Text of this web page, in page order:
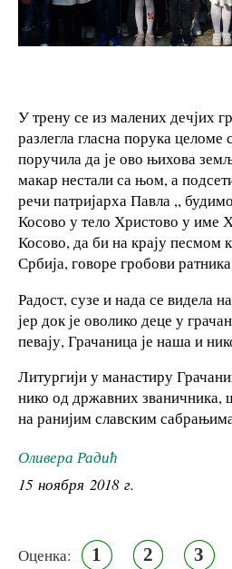
У трену се из малених дечјих
разлегла гласна порука целоме
поручила да је ово њихова
макар нестали са њом, а
речи патријарха Павла ,,
Косово у тело Христово у име
Косово, да би на крају песмом
Србија, говоре гробови
Радост, сузе и нада се видела
јер док је оволико деце у
певају, Грачаница је наша и
Литургији у манастиру
нико од државних званичника,
на ранијим славским
Оливера Радић
15 ноября 2018 г.
Оценка: 1 2 3